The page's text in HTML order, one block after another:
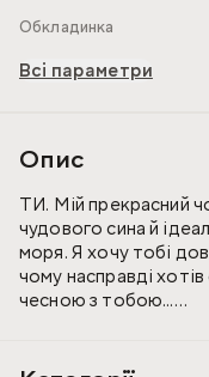
Обкладинка
Всі параметри
Опис
ТИ. Мій прекрасний
чудового сина й
моря. Я хочу тобі
чому насправді
чесною з тобою...
Я. Даю собі обіцянку,